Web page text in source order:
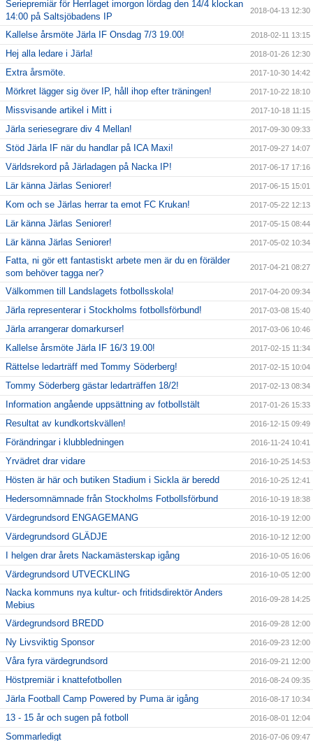
Seriepremiär för Herrlaget imorgon lördag den 14/4 klockan
14:00 på Saltsjöbadens IP
2018-04-13 12:30
Kallelse årsmöte Järla IF Onsdag 7/3 19.00! 2018-02-11 13:15
Hej alla ledare i Järla! 2018-01-26 12:30
Extra årsmöte. 2017-10-30 14:42
Mörkret lägger sig över IP, håll ihop efter träningen! 2017-10-22 18:10
Missvisande artikel i Mitt i 2017-10-18 11:15
Järla seriesegrare div 4 Mellan! 2017-09-30 09:33
Stöd Järla IF när du handlar på ICA Maxi! 2017-09-27 14:07
Världsrekord på Järladagen på Nacka IP! 2017-06-17 17:16
Lär känna Järlas Seniorer! 2017-06-15 15:01
Kom och se Järlas herrar ta emot FC Krukan! 2017-05-22 12:13
Lär känna Järlas Seniorer! 2017-05-15 08:44
Lär känna Järlas Seniorer! 2017-05-02 10:34
Fatta, ni gör ett fantastiskt arbete men är du en förälder
som behöver tagga ner?
2017-04-21 08:27
Välkommen till Landslagets fotbollsskola! 2017-04-20 09:34
Järla representerar i Stockholms fotbollsförbund! 2017-03-08 15:40
Järla arrangerar domarkurser! 2017-03-06 10:46
Kallelse årsmöte Järla IF 16/3 19.00! 2017-02-15 11:34
Rättelse ledarträff med Tommy Söderberg! 2017-02-15 10:04
Tommy Söderberg gästar ledarträffen 18/2! 2017-02-13 08:34
Information angående uppsättning av fotbollstält 2017-01-26 15:33
Resultat av kundkortskvällen! 2016-12-15 09:49
Förändringar i klubbledningen 2016-11-24 10:41
Yrvädret drar vidare 2016-10-25 14:53
Hösten är här och butiken Stadium i Sickla är beredd 2016-10-25 12:41
Hedersomnämnade från Stockholms Fotbollsförbund 2016-10-19 18:38
Värdegrundsord ENGAGEMANG 2016-10-19 12:00
Värdegrundsord GLÄDJE 2016-10-12 12:00
I helgen drar årets Nackamästerskap igång 2016-10-05 16:06
Värdegrundsord UTVECKLING 2016-10-05 12:00
Nacka kommuns nya kultur- och fritidsdirektör Anders
Mebius
2016-09-28 14:25
Värdegrundsord BREDD 2016-09-28 12:00
Ny Livsviktig Sponsor 2016-09-23 12:00
Våra fyra värdegrundsord 2016-09-21 12:00
Höstpremiär i knattefotbollen 2016-08-24 09:35
Järla Football Camp Powered by Puma är igång 2016-08-17 10:34
13 - 15 år och sugen på fotboll 2016-08-01 12:04
Sommarledigt 2016-07-06 09:47